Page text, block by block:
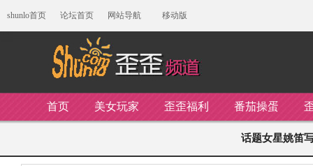
shunlo首页 论坛首页 网站导航 移动版
首页 美女玩家 歪歪福利 番茄操蛋
话题女星姚笛